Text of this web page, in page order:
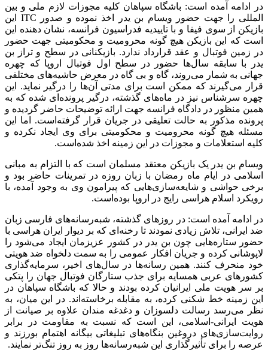
در ادامه آمده است: باشگاه سپاهان کلیه مجوزات لازم ملی و بین
المللی را جهت حضور ویسام بن یدر
اخذ نموده و صدور ITC این
بازیکن از سوی فیفا و با تاییدیه فدراسیون فرانسه، نشان دهنده این
است که این بازیکن هیچ گونه محرومیت و محکومیتی جهت حضور
در زمین فوتبال و عقد قرارداد ندارد. بازیکنانی در سطح و تراز بن
یدر
با سابقه سال‌ها حضور در سطح اول فوتبال اروپا که چهره
جهانی به شمار می‌روند، گاه و بی گاه در معرض حاشیه‌های مختلفی
قرار می‌گیرند که ممکن است برای مدتی آن‌ها را درگیر نماید. این
چهره سرشناس نیز در ماه‌های گذشته، درگیر پرونده‌ای شده که به
همین منظور در دادگاه فرانسه جهت ارائه توضیحات حاضر گردیده و
پرونده مذکور به حالت تعلیقی در جریان قرار گرفته‌است. اما این
مسئله هیچ گونه محرومیت و محکومیتی برای وی ایجاد نکرده و
کلیه استعلامات و مجوزات در این زمینه اخذ شده‌است.
ویسام بن یدر یک بازیکن معتقد مسلمان است که با التزام به مبانی
اسلامی در ایام ماه رمضان با زبان روزه در تمرینات حاضر بود و
برخی حواشی و شایعه‌سازی‌هایی که پیرامون وی به وجود آمده، با
رویکرد اسلام هراسی رایج در اروپا بوده‌است.
در ادامه آمده است: در روزهای گذشته، شبه‌رسانه‌های فارسی زبان
ضد ایرانی، تلاش زیادی نمودند تا رخنه‌ای که بر دیوار ایران هراسی با
حضور ستاره‌هایی چون بن یدر در کشور عزیزمان ایجاد می‌شود را
لاپوشانی کرده و جریان افکار عمومی را به سمت دلخواه ضد هویتی
خود منحرف کنند. همین رسانه‌ها در سال‌های اخیر، سرمایه‌گذاری
کشورهای عربی همسایه برای جذب ستارگان فوتبال جهان را پتکی
بر سر هویت ملی ایرانیان کرده بودند و حالا که باشگاه سپاهان در
این زمینه خط شکنی کرده، به مقابله برخاسته‌اند. در این میان، به
نظر می‌رسد رسالت دلسوزان و دغدغه مندان علاوه بر صیانت از
هویت ایرانی-اسلامی، این است که نسبت به مقاومت در برابر
روایت‌سازی‌های دروغین بنگاه‌های تبلیغاتی بیگانه اهتمام بورزند و
عرصه را برای تأثیرگذاری این شبه‌رسانه‌ها روز به روز تنگ‌تر نمایند.